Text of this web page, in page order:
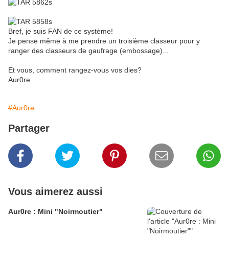
Bref, je suis FAN de ce système!
Je pense même à me prendre un troisième classeur pour y
ranger des classeurs de gaufrage (embossage)...
Et vous, comment rangez-vous vos dies?
Aur0re
#Aur0re
Partager
Vous aimerez aussi
Aur0re : Mini "Noirmoutier"